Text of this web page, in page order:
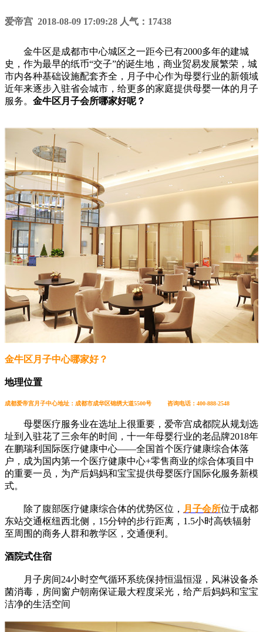
爱帝宫 2018-08-09 17:09:28 人气：17438
金牛区是成都市中心城区之一距今已有2000多年的建城
史，作为最早的纸币“交子”的诞生地，商业贸易发展繁荣，城
市内各种基础设施配套齐全，月子中心作为母婴行业的新领域
近年来逐步入驻省会城市，给更多的家庭提供母婴一体的月子
服务。 金牛区月子会所哪家好呢？
金牛区月子中心哪家好？
地理位置
成都爱帝宫月子中心地址：成都市成华区锦绣大道5500号 咨询电话：400-888-2548
母婴医疗服务业在选址上很重要，爱帝宫成都院从规划选
址到入驻花了三余年的时间，十一年母婴行业的老品牌2018年
在鹏瑞利国际医疗健康中心——全国首个医疗健康综合体落
户，成为国内第一个医疗健康中心+零售商业的综合体项目中
的重要一员，为产后妈妈和宝宝提供母婴医疗国际化服务新模
式。
除了腹部医疗健康综合体的优势区位， 月子会所位于成都
东站交通枢纽西北侧，15分钟的步行距离，1.5小时高铁辐射
至周围的商务人群和教学区，交通便利。
酒院式住宿
月子房间24小时空气循环系统保持恒温恒湿，风淋设备杀
菌消毒，房间窗户朝南保证最大程度采光，给产后妈妈和宝宝
洁净的生活空间